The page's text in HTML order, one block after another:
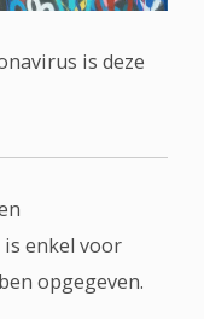
is deze
enkel voor
opgegeven.